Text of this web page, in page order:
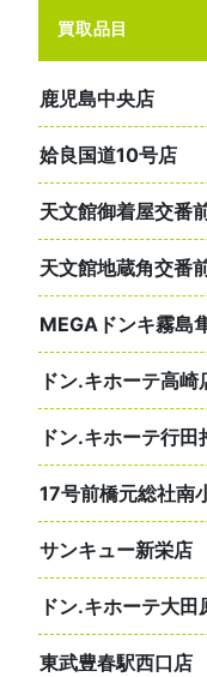
買取品目
鹿児島中央店
姶良国道10号店
天文館御着屋交番
天文館地蔵角交番
MEGAドンキ霧島
ドン.キホーテ高崎
ドン.キホーテ行
17号前橋元総社南
サンキュー新栄店
ドン.キホーテ大田
東武豊春駅西口店